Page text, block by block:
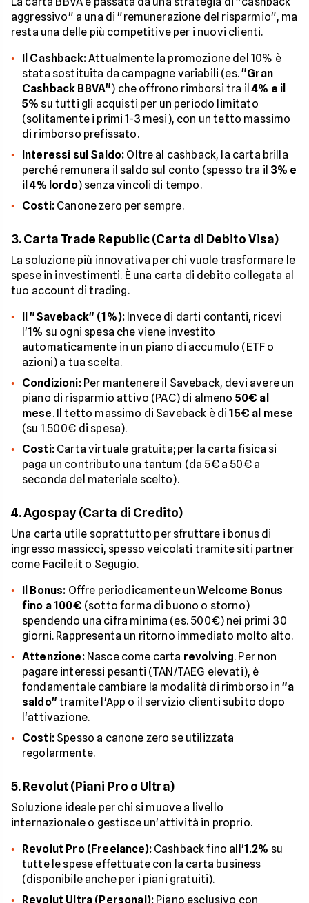
aggressivo" a una di "remunerazione del risparmio", ma
resta una delle più competitive per i nuovi clienti.
Il Cashback:Attualmente la promozione del 10% è
stata sostituita da campagne variabili (es."Gran
Cashback BBVA") che offrono rimborsi tra il4% e il
5% su tutti gli acquisti per un periodo limitato
(solitamente i primi 1-3 mesi), con un tetto massimo
di rimborso prefissato.
Interessi sul Saldo: Oltre al cashback, la carta brilla
perché remunera il saldo sul conto (spesso tra il 3% e
il 4% lordo) senza vincoli di tempo.
Costi:Canone zero per sempre.
3. Carta Trade Republic (Carta di Debito Visa)
La soluzione più innovativa per chi vuole trasformare le
spese in investimenti. È una carta di debito collegata al
tuo account di trading.
Il "Saveback" (1%): Invece di darti contanti, ricevi
l'1% su ogni spesa che viene investito
automaticamente in un piano di accumulo (ETF o
azioni) a tua scelta.
Condizioni:Per mantenere il Saveback, devi avere un
piano di risparmio attivo (PAC) di almeno 50€ al
mese. Il tetto massimo di Saveback è di15€ al mese
(su 1.500€ di spesa).
Costi:Carta virtuale gratuita; per la carta fisica si
paga un contributo una tantum (da 5€ a 50€ a
seconda del materiale scelto).
4. Agospay (Carta di Credito)
Una carta utile soprattutto per sfruttare i bonus di
ingresso massicci, spesso veicolati tramite siti partner
come Facile.it o Segugio.
Il Bonus: Offre periodicamente unWelcome Bonus
fino a 100€ (sotto forma di buono o storno)
spendendo una cifra minima (es. 500€) nei primi 30
giorni. Rappresenta un ritorno immediato molto alto.
Attenzione:Nasce come carta revolving. Per non
pagare interessi pesanti (TAN/TAEG elevati), è
fondamentale cambiare la modalità di rimborso in "a
saldo" tramite l'App o il servizio clienti subito dopo
l'attivazione.
Costi:Spesso a canone zero se utilizzata
regolarmente.
5. Revolut (Piani Pro o Ultra)
Soluzione ideale per chi si muove a livello
internazionale o gestisce un'attività in proprio.
Revolut Pro (Freelance):Cashback fino all'1.2% su
tutte le spese effettuate con la carta business
(disponibile anche per i piani gratuiti).
Revolut Ultra (Personal): Piano esclusivo con